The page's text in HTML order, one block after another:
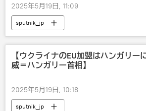
2025年5月19日, 11:09
sputnik_jp
【ウクライナのEU加盟はハンガリー
威＝ハンガリー首相】
2025年5月19日, 10:18
sputnik_jp